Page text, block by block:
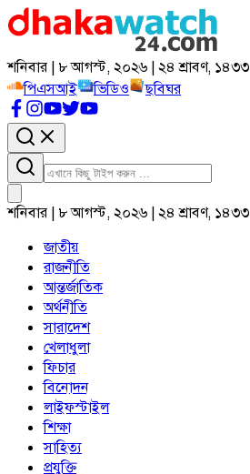
শনিবার | ৮ আগস্ট, ২০২৬ | ২৪ শ্রাবণ, ১৪৩৩
পিএসআই
ভিডিও ছবিঘর
শনিবার | ৮ আগস্ট, ২০২৬ | ২৪ শ্রাবণ, ১৪৩৩
জাতীয়
রাজনীতি
আন্তর্জাতিক
অর্থনীতি
সারাদেশ
খেলাধুলা
ফিচার
বিনোদন
লাইফস্টাইল
শিক্ষা
সাহিত্য
প্রযুক্তি